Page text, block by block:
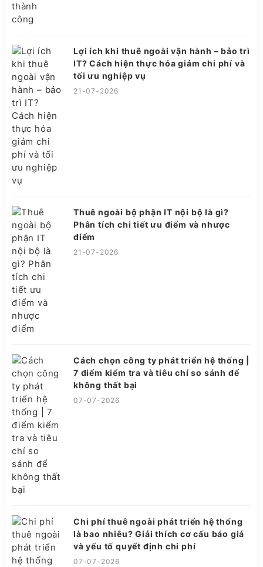
Lợi ích khi thuê ngoài vận hành – bảo trì
IT? Cách hiện thực hóa giảm chi phí và
tối ưu nghiệp vụ
21-07-2026
Thuê ngoài bộ phận IT nội bộ là gì?
Phân tích chi tiết ưu điểm và nhược
điểm
21-07-2026
Cách chọn công ty phát triển hệ thống |
7 điểm kiểm tra và tiêu chí so sánh để
không thất bại
07-07-2026
Chi phí thuê ngoài phát triển hệ thống
là bao nhiêu? Giải thích cơ cấu báo giá
và yếu tố quyết định chi phí
07-07-2026